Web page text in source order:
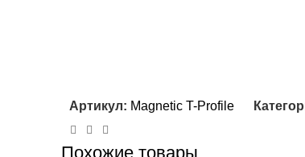
Артикул: Magnetic T-Profile
Похожие товары